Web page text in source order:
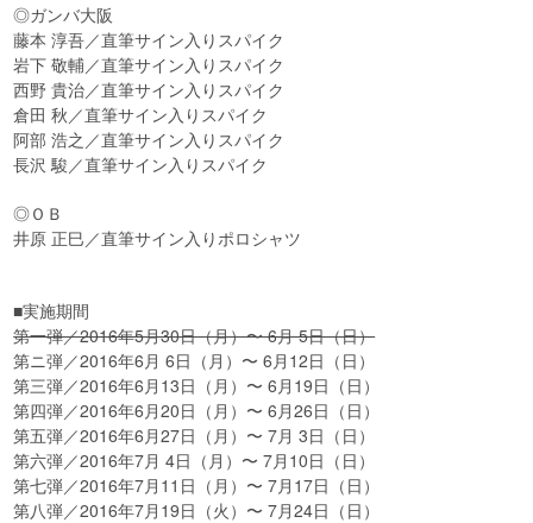
◎ガンバ大阪
藤本 淳吾／直筆サイン入りスパイク
岩下 敬輔／直筆サイン入りスパイク
西野 貴治／直筆サイン入りスパイク
倉田 秋／直筆サイン入りスパイク
阿部 浩之／直筆サイン入りスパイク
長沢 駿／直筆サイン入りスパイク
◎ＯＢ
井原 正巳／直筆サイン入りポロシャツ
■実施期間
第一弾／2016年5月30日（月）〜 6月 5日（日）
第ニ弾／2016年6月 6日（月）〜 6月12日（日）
第三弾／2016年6月13日（月）〜 6月19日（日）
第四弾／2016年6月20日（月）〜 6月26日（日）
第五弾／2016年6月27日（月）〜 7月 3日（日）
第六弾／2016年7月 4日（月）〜 7月10日（日）
第七弾／2016年7月11日（月）〜 7月17日（日）
第八弾／2016年7月19日（火）〜 7月24日（日）